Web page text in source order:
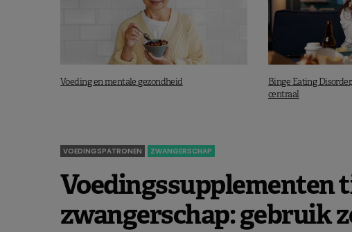
Voeding en mentale gezondheid
Binge Eating
centraal
VOEDINGSPATRONEN ZWANGERSCHAP
Voedingssupplementen
zwangerschap: gebruik